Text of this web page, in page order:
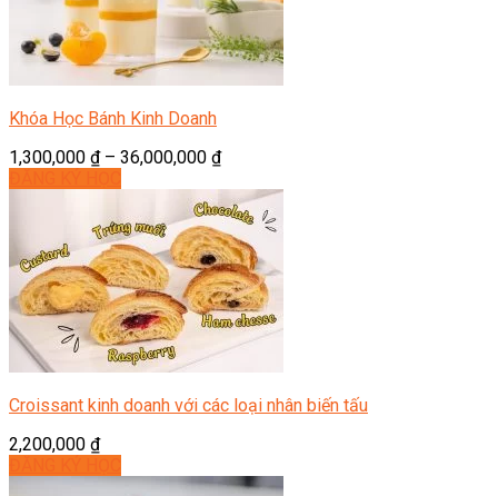
Khóa Học Bánh Kinh Doanh
1,300,000 ₫– 36,000,000 ₫
Croissant kinh doanh với các loại nhân biến tấu
2,200,000 ₫